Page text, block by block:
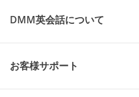
DMM英会話について
お客様サポート